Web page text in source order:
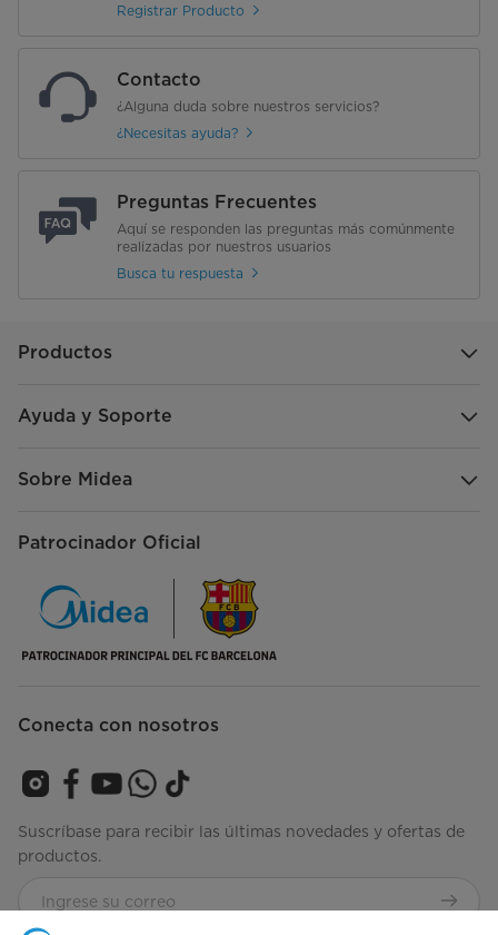
Registrar Producto
Contacto
¿Alguna duda sobre nuestros servicios?
¿Necesitas ayuda?
Preguntas Frecuentes
Aquí se responden las preguntas más comúnmente
realizadas por nuestros usuarios
Busca tu respuesta
Productos
Ayuda y Soporte
Sobre Midea
Patrocinador Oficial
Conecta con nosotros
Suscríbase para recibir las últimas novedades y ofertas de
productos.